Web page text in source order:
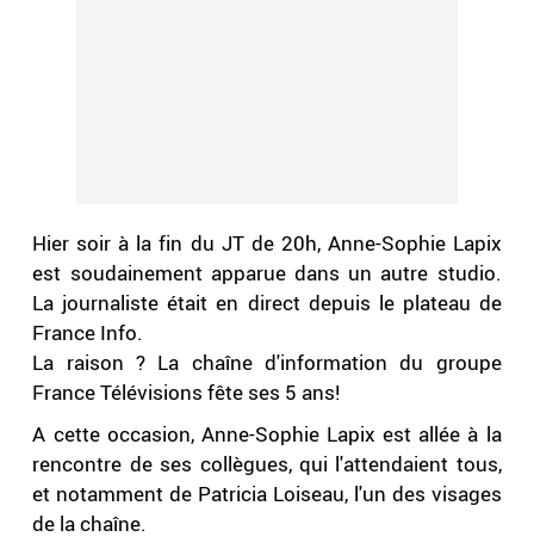
Hier soir à la fin du JT de 20h, Anne-Sophie Lapix
est soudainement apparue dans un autre studio.
La journaliste était en direct depuis le plateau de
France Info.
La raison ? La chaîne d'information du groupe
France Télévisions fête ses 5 ans!
A cette occasion, Anne-Sophie Lapix est allée à la
rencontre de ses collègues, qui l'attendaient tous,
et notamment de Patricia Loiseau, l'un des visages
de la chaîne.